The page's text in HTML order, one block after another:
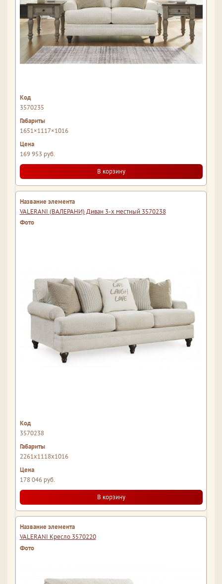
3570235
1651×1117×1016
169 953 руб.
В корзину
VALERANI (ВАЛЕРАНИ) Диван 3-х местный 3570238
3570238
2261x1118x1016
178 046 руб.
В корзину
VALERANI Кресло 3570220